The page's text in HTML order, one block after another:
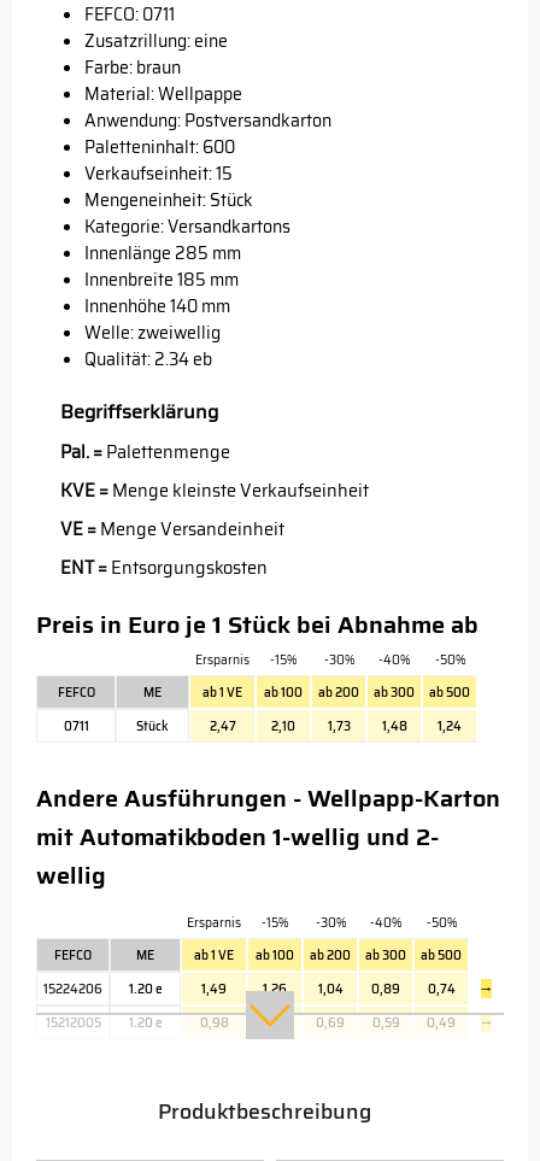
FEFCO: 0711
Zusatzrillung: eine
Farbe: braun
Material: Wellpappe
Anwendung: Postversandkarton
Paletteninhalt: 600
Verkaufseinheit: 15
Mengeneinheit: Stück
Kategorie: Versandkartons
Innenlänge 285 mm
Innenbreite 185 mm
Innenhöhe 140 mm
Welle: zweiwellig
Qualität: 2.34 eb
Begriffserklärung
Pal. =Palettenmenge
KVE =Menge kleinste Verkaufseinheit
VE =Menge Versandeinheit
ENT =Entsorgungskosten
Preis in Euro je 1 Stück bei Abnahme ab
Ersparnis -15% -30% -40%
-50%
FEFCO
ME ab 1 VE ab 100 ab 200 ab 300
ab 500
0711
Stück 2,47 2,10 1,73 1,48 1,24
Andere Ausführungen - Wellpapp-Karton
mit Automatikboden 1-wellig und 2-
wellig
Ersparnis -15% -30% -40%
-50%
FEFCO
ME ab 1 VE ab 100 ab 200 ab 300
ab 500
15224206
1.20 e 1,49 1,26 1,04 0,89 0,74
→
15212005
1.20 e 0,98 0,83 0,69 0,59 0,49 →
Produktbeschreibung